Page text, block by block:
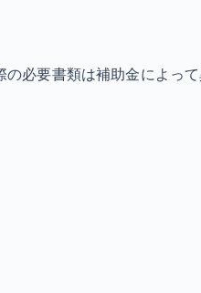
必要書類は補助金によっ